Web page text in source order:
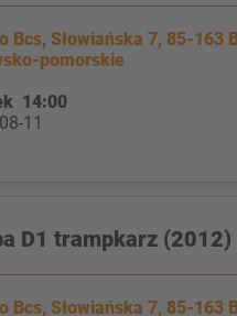
Bcs, Słowiańska 7, 85-163
pomorskie
14:00
11
D1 trampkarz (2012)
Bcs, Słowiańska 7, 85-163